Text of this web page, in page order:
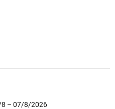
8 – 07/8/2026